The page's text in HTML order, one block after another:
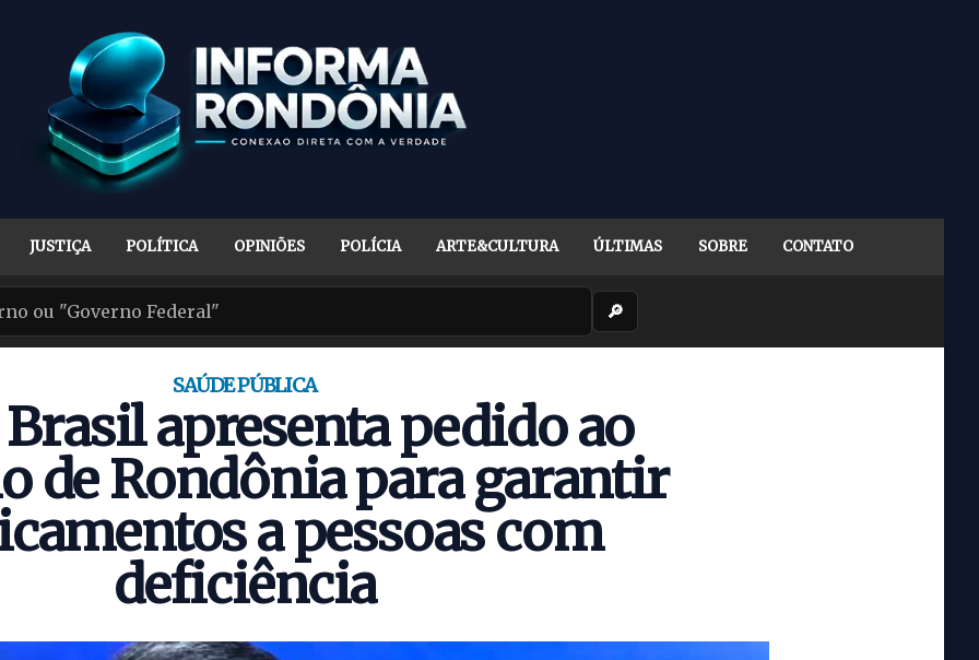
JUSTIÇA POLÍTICA OPINIÕES POLÍCIA ARTE&CULTURA ÚLTIMAS SOBRE CONTATO
🔎
SAÚDE PÚBLICA
apresenta pedido ao
de Rondônia para garantir
a pessoas com
deficiência